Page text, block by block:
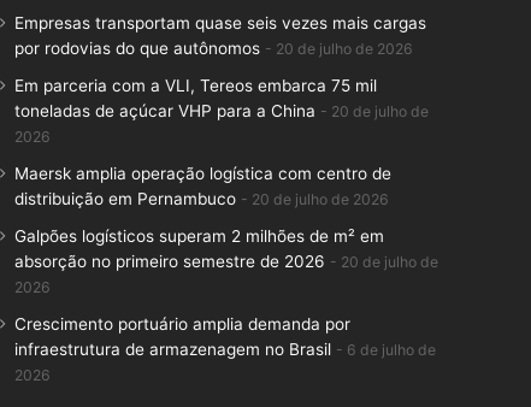
Empresas transportam quase seis vezes mais cargas
por rodovias do que autônomos
20 de julho de 2026
Em parceria com a VLI, Tereos embarca 75 mil
toneladas de açúcar VHP para a China
20 de julho de
2026
Maersk amplia operação logística com centro de
distribuição em Pernambuco
20 de julho de 2026
Galpões logísticos superam 2 milhões de m² em
absorção no primeiro semestre de 2026
20 de julho de
2026
Crescimento portuário amplia demanda por
infraestrutura de armazenagem no Brasil
6 de julho de
2026